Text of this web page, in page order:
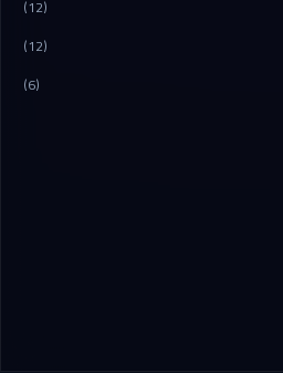
(12)
(12)
(6)